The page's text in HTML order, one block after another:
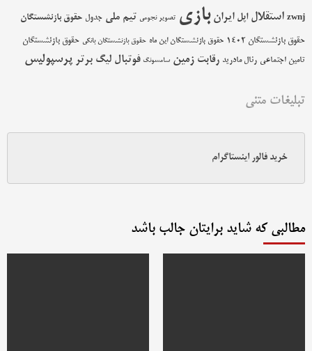
zwnj استقلال اپل ایران بازی تصویر نجومی تیم ملی جدول حقوق بازنشستگان
حقوق بازنشستگان 1402 حقوق بازنشستگان این ماه حقوق بازنشستگان بانکی حقوق بازنشستگان
تامین اجتماعی رئال مادرید رقابت زمین سامسونگ فوتبال لیگ برتر پرسپولیس
تبلیغات متنی
خرید فالور اینستاگرام
مطالبی که شاید برایتان جالب باشد